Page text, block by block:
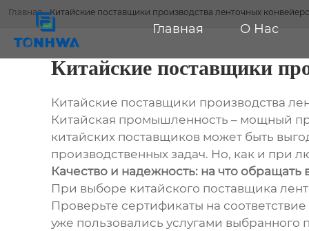
Главная О Нас
Главная-Китайские поставщики производства ленточных
Китайские поставщики
Китайские поставщики производства
Китайская промышленность – мощный
китайских поставщиков может быть
производственных задач. Но, как и при
Качество и надежность: на что обращать
При выборе китайского поставщика
Проверьте сертификаты на
уже пользовались услугами выбранного